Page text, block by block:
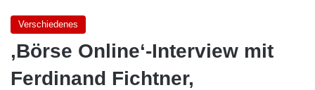
Verschiedenes
‚Börse Online‘-Interview mit
Ferdinand Fichtner,